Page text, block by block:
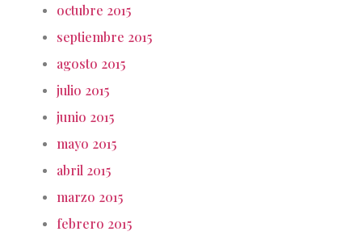
octubre 2015
septiembre 2015
agosto 2015
julio 2015
junio 2015
mayo 2015
abril 2015
marzo 2015
febrero 2015